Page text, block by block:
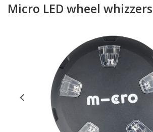
Micro LED wheel whizzers